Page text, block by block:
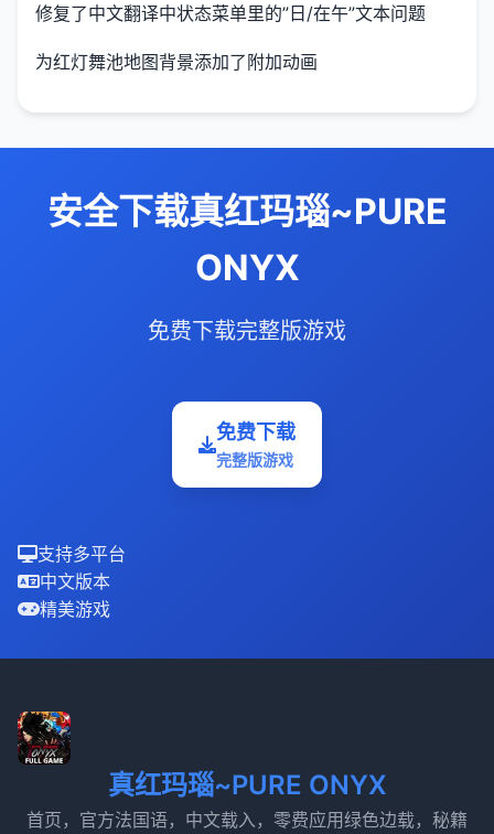
修复了中文翻译中状态菜单里的”日/在午”文本问题
为红灯舞池地图背景添加了附加动画
安全下载真红玛瑙~PURE
ONYX
免费下载完整版游戏
免费下载
完整版游戏
支持多平台
中文版本
精美游戏
真红玛瑙~PURE ONYX
首页，官方法国语，中文载入，零费应用绿色边载，秘籍